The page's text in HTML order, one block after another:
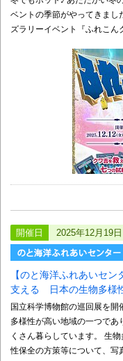
ベントの季節がやってきまし
ズラリーイベント『ふれこん
開催日 2025年12月19
【のと海洋ふれあいセ
支える 日本の生物多様
国立科学博物館の巡回展を開
多様性が高い地域の一つであ
くさん暮らしています。 生
性保全の方策等について、写